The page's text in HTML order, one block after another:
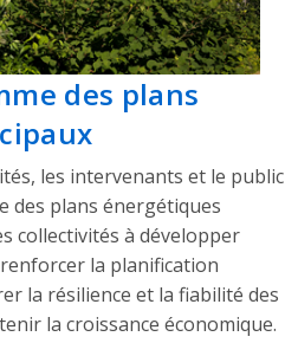
des plans
les intervenants et le public
des plans énergétiques
collectivités à développer
la planification
la résilience et la fiabilité des
la croissance économique.